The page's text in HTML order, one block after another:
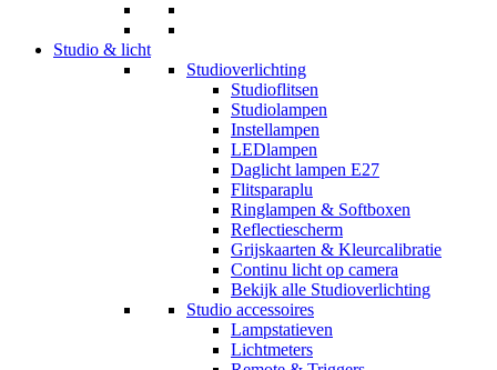
Studio & licht
Studioverlichting
Studioflitsen
Studiolampen
Instellampen
LEDlampen
Daglicht lampen E27
Flitsparaplu
Ringlampen & Softboxen
Reflectiescherm
Grijskaarten & Kleurcalibratie
Continu licht op camera
Bekijk alle Studioverlichting
Studio accessoires
Lampstatieven
Lichtmeters